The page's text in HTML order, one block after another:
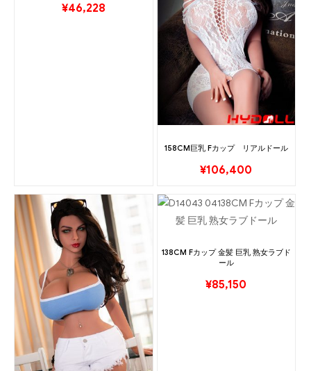
¥46,228
158CM巨乳 Fカップ リアルドール
¥106,400
138CM Fカップ 金髪 巨乳 熟女ラブド
ール
¥85,150